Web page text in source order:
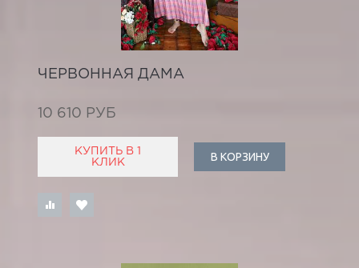
ЧЕРВОННАЯ ДАМА
10 610 РУБ
КУПИТЬ В 1
КЛИК
В КОРЗИНУ